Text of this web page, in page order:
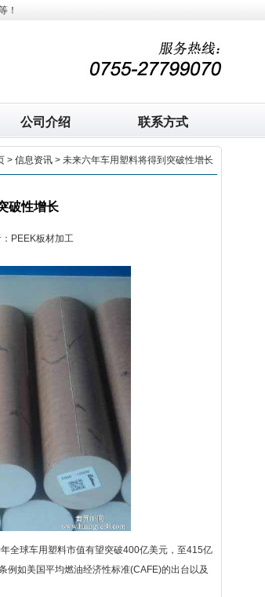
！
公司介绍 联系方式
> 信息资讯 > 未来六年车用塑料将得到突破性增长
破性增长
PEEK板材加工
全球车用塑料市值有望突破400亿美元，至415亿
例如美国平均燃油经济性标准(CAFE)的出台以及